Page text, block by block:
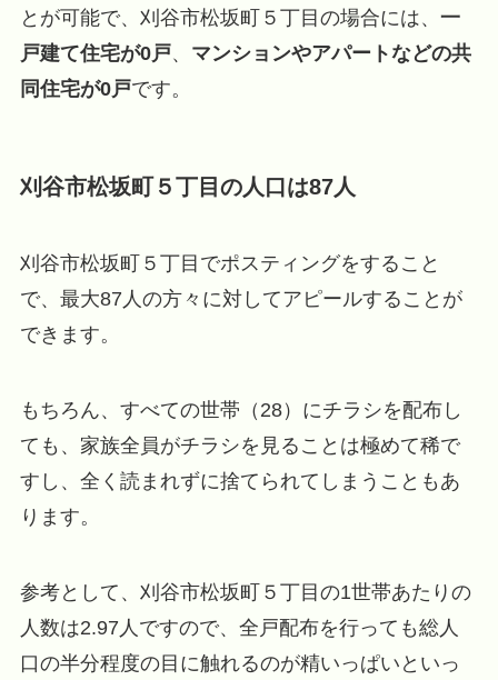
とが可能で、刈谷市松坂町５丁目の場合には、 一
戸建て住宅が0戸、 マンションやアパートなどの共
同住宅が0戸です。
刈谷市松坂町５丁目の人口は87人
刈谷市松坂町５丁目でポスティングをすること
で、最大87人の方々に対してアピールすることが
できます。
もちろん、すべての世帯（28）にチラシを配布し
ても、家族全員がチラシを見ることは極めて稀で
すし、全く読まれずに捨てられてしまうこともあ
ります。
参考として、刈谷市松坂町５丁目の1世帯あたりの
人数は2.97人ですので、全戸配布を行っても総人
口の半分程度の目に触れるのが精いっぱいといっ